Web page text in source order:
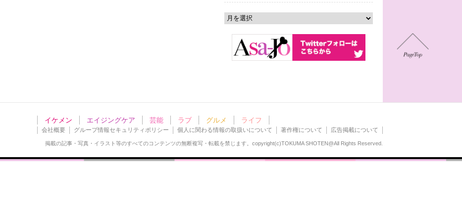
イケメン エイジングケア 芸能 ラブ グルメ ライフ
会社概要 グループ情報セキュリティポリシー 個人に関わる情報の取扱いについて 著作権について 広告掲載について
掲載の記事・写真・イラスト等のすべてのコンテンツの無断複写・転載を禁じます。 copyright(c)TOKUMA SHOTEN@All Rights Reserved.